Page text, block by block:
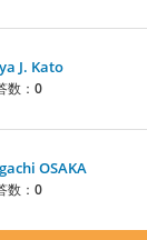
J. Kato
数： 0
OSAKA
数： 0